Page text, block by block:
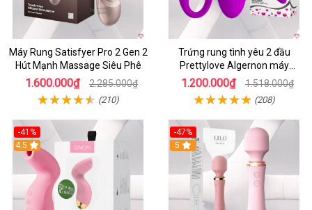
Máy Rung Satisfyer Pro 2 Gen 2
Hút Mạnh Massage Siêu Phê
1.600.000₫ 2.285.000₫
(210)
Trứng rung tình yêu 2 đầu
Prettylove Algernon máy
massage điểm G không dây
1.200.000₫ 1.518.000₫
(208)
-41%
4.5
-47%
5